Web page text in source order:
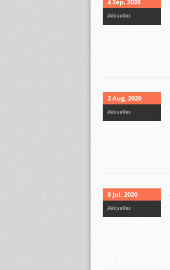
4 Sep, 2020
Aktuelles
2 Aug, 2020
Aktuelles
8 Jul, 2020
Aktuelles